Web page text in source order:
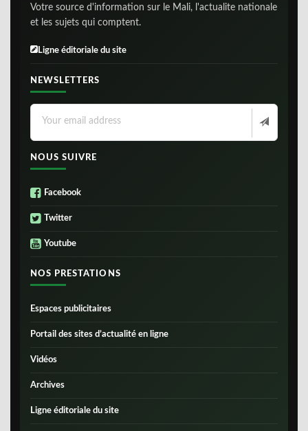
Votre source d'information sur le Mali, l'actualite nationale
et les sujets qui comptent.
Ligne éditoriale du site
NEWSLETTERS
NOUS SUIVRE
Facebook
Twitter
Youtube
NOS PRESTATIONS
Espaces publicitaires
Portail des sites d’actualité en ligne
Vidéos
Archives
Ligne éditoriale du site